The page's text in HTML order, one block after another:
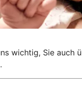
wichtig, Sie auch